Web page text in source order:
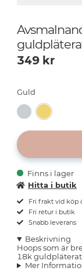
349 kr
Guld
Finns i lager
Hitta i butik
Fri frakt vid köp
Fri retur i butik
Snabb leverans
Beskrivning
Hoops som är
18k guldpläterat
Mer